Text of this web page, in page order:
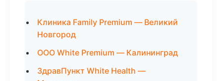
Клиника Family Premium — Великий
Новгород
ООО White Premium — Калининград
ЗдравПункт White Health —